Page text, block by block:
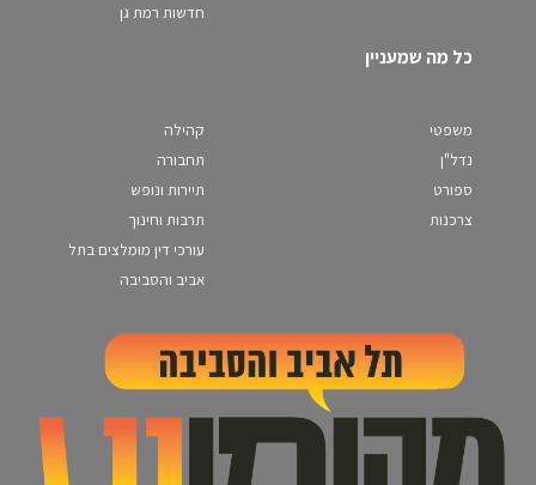
חדשות רמת גן
כל מה שמעניין
משפטי
נדל"ן
ספורט
צרכנות
קהילה
תחבורה
תיירות ונופש
תרבות וחינוך
עורכי דין מומלצים בתל
אביב והסביבה